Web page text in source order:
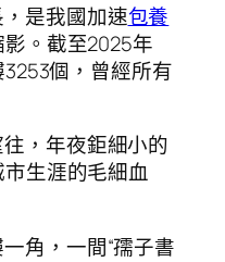
是我國加速包養
。截至2025年
個，曾經所有
，年夜鉅細小的
生涯的毛細血
角，一間“孺子書